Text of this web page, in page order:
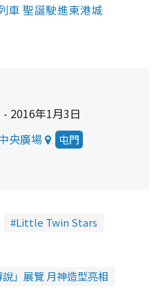
車 聖誕駛進東港城
2016年1月3日
央廣場 屯門
Little Twin Stars
」展覽 月神造型亮相